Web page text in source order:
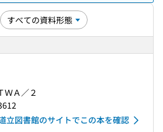
ＷＡ／２
立図書館のサイトでこの本を確認